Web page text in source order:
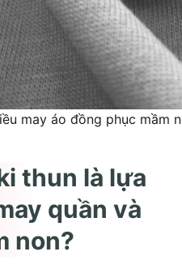
may áo đồng phục mầm
thun là lựa
quần và
non?